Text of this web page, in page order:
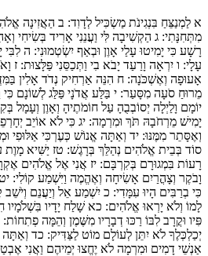
א לַמְנַצֵּחַ בִּנְגִינֹת מַשְׂכִּיל לְדָוִד: ב הַאֲזִינָה
מִתְּחִנָּתִי: ג הַקְשִׁיבָה לִּי וַעֲנֵנִי אָרִיד בְּשִׂיחִי
רָשָׁע כִּי יָמִיטוּ עָלַי אָוֶן וּבְאַף יִשְׂטְמוּנִי: ה לִבִּי
עָלָי: ו יִרְאָה וָרַעַד יָבֹא בִי וַתְּכַסֵּנִי פַּלָּצוּת: ז
אָעוּפָה וְאֶשְׁכֹּנָה: ח הִנֵּה אַרְחִיק נְדֹד אָלִין
מֵרוּחַ סֹעָה מִסָּעַר: י בַּלַּע אֲדֹנָי פַּלַּג לְשׁוֹנָם
יוֹמָם וָלַיְלָה יְסוֹבְבֻהָ עַל חוֹמֹתֶיהָ וְאָוֶן וְעָמָל
יָמִישׁ מֵרְחֹבָהּ תֹּךְ וּמִרְמָה: יג כִּי לֹא אוֹיֵב
וְאֶסָּתֵר מִמֶּנּוּ: יד וְאַתָּה אֱנוֹשׁ כְּעֶרְכִּי אַלּוּפִי
סוֹד בְּבֵית אֱלֹהִים נְהַלֵּךְ בְּרָגֶשׁ: טז יַשִּׁיא מָוֶת
רָעוֹת בִּמְגוּרָם בְּקִרְבָּם: יז אֲנִי אֶל אֱלֹהִים
וָבֹקֶר וְצָהֳרַיִם אָשִׂיחָה וְאֶהֱמֶה וַיִּשְׁמַע קוֹלִי:
כִּי בְרַבִּים הָיוּ עִמָּדִי: כ יִשְׁמַע אֵל וְיַעֲנֵם
לָמוֹ וְלֹא יָרְאוּ אֱלֹהִים: כא שָׁלַח יָדָיו בִּשְׁלֹמָיו
פִּיו וּקֲרָב לִבּוֹ רַכּוּ דְבָרָיו מִשֶּׁמֶן וְהֵמָּה פְתִחוֹת:
יְכַלְכְּלֶךָ לֹא יִתֵּן לְעוֹלָם מוֹט לַצַּדִּיק: כד
אַנְשֵׁי דָמִים וּמִרְמָה לֹא יֶחֱצוּ יְמֵיהֶם וַאֲנִי